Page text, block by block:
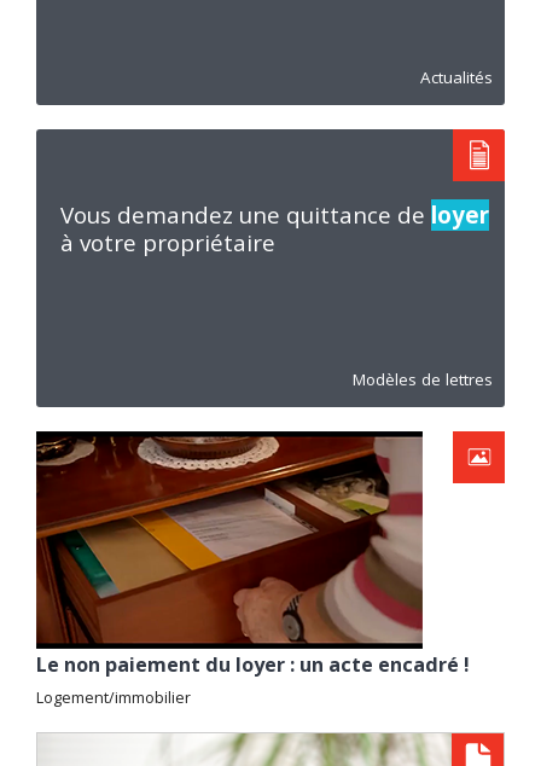
Actualités
Modèles de lettres
Vous demandez une quittance de loyer
à votre propriétaire
Le non paiement du loyer : un acte encadré !
Logement/immobilier